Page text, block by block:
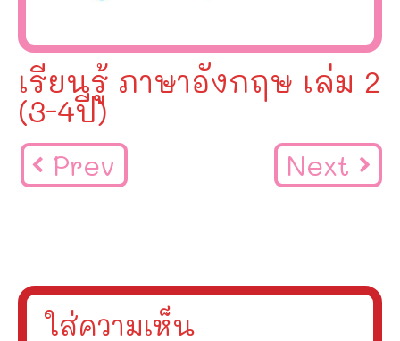
เรียนรู้ ภาษาอังกฤษ เล่ม 2
(3-4ปี)
Prev Next
ใส่ความเห็น